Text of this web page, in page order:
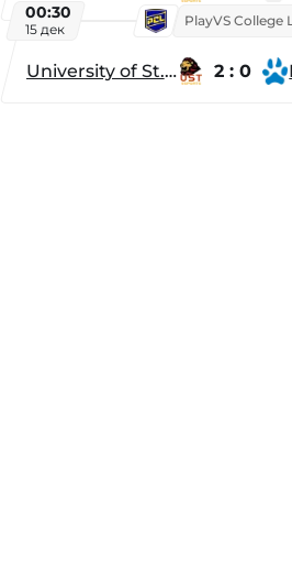
00:30
15 дек
University of St. Thomas 2 : 0